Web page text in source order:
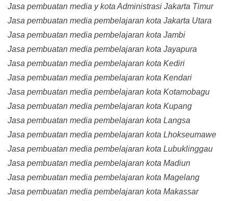
Jasa pembuatan media y kota Administrasi Jakarta Timur
Jasa pembuatan media pembelajaran kota Jakarta Utara
Jasa pembuatan media pembelajaran kota Jambi
Jasa pembuatan media pembelajaran kota Jayapura
Jasa pembuatan media pembelajaran kota Kediri
Jasa pembuatan media pembelajaran kota Kendari
Jasa pembuatan media pembelajaran kota Kotamobagu
Jasa pembuatan media pembelajaran kota Kupang
Jasa pembuatan media pembelajaran kota Langsa
Jasa pembuatan media pembelajaran kota Lhokseumawe
Jasa pembuatan media pembelajaran kota Lubuklinggau
Jasa pembuatan media pembelajaran kota Madiun
Jasa pembuatan media pembelajaran kota Magelang
Jasa pembuatan media pembelajaran kota Makassar